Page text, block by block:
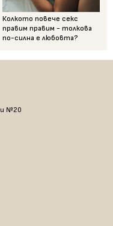
Колкото повече секс
правим правим - толкова
по-силна е любовта?
№20